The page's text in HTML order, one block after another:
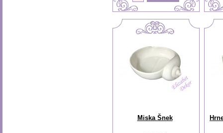
Miska Šnek